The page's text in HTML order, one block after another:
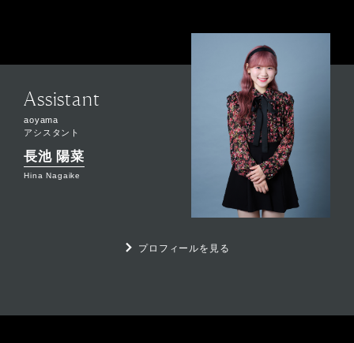
Assistant
aoyama
アシスタント
長池 陽菜
Hina Nagaike
プロフィールを見る